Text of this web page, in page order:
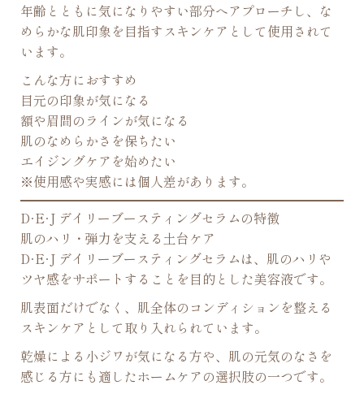
年齢とともに気になりやすい部分へアプローチし、な
めらかな肌印象を目指すスキンケアとして使用されて
います。
こんな方におすすめ
目元の印象が気になる
額や眉間のラインが気になる
肌のなめらかさを保ちたい
エイジングケアを始めたい
※使用感や実感には個人差があります。
D·E·J デイリーブースティングセラムの特徴
肌のハリ・弾力を支える土台ケア
D·E·J デイリーブースティングセラムは、肌のハリや
ツヤ感をサポートすることを目的とした美容液です。
肌表面だけでなく、肌全体のコンディションを整える
スキンケアとして取り入れられています。
乾燥による小ジワが気になる方や、肌の元気のなさを
感じる方にも適したホームケアの選択肢の一つです。